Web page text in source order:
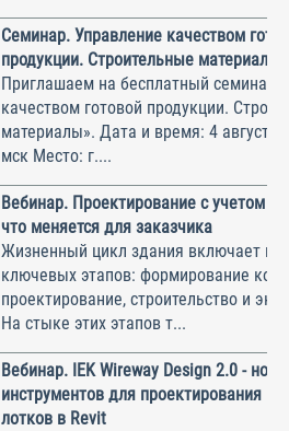
Семинар. Управление качеством
продукции. Строительные материалы
Приглашаем на бесплатный семинар
качеством готовой продукции.
материалы». Дата и время: 4 августа,
мск Место: г....
Вебинар. Проектирование с учетом
что меняется для заказчика
Жизненный цикл здания включает
ключевых этапов: формирование
проектирование, строительство и
На стыке этих этапов т...
Вебинар. IEK Wireway Design 2.0 -
инструментов для проектирования
лотков в Revit